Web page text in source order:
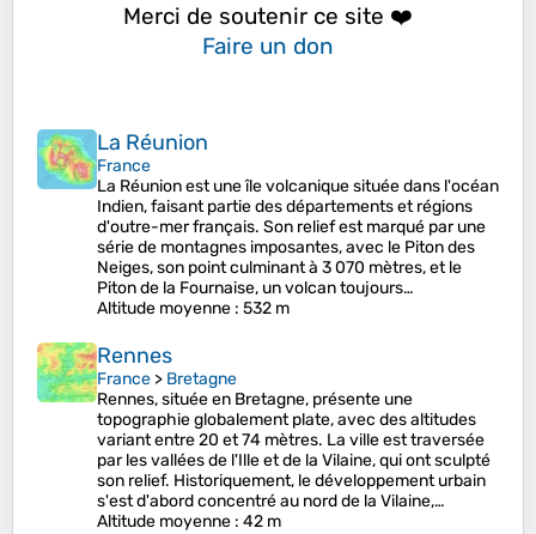
Merci de soutenir ce site ❤️
Faire un don
La Réunion
France
La Réunion est une île volcanique située dans l'océan
Indien, faisant partie des départements et régions
d'outre-mer français. Son relief est marqué par une
série de montagnes imposantes, avec le Piton des
Neiges, son point culminant à 3 070 mètres, et le
Piton de la Fournaise, un volcan toujours…
Altitude moyenne : 532 m
Rennes
France > Bretagne
Rennes, située en Bretagne, présente une
topographie globalement plate, avec des altitudes
variant entre 20 et 74 mètres. La ville est traversée
par les vallées de l'Ille et de la Vilaine, qui ont sculpté
son relief. Historiquement, le développement urbain
s'est d'abord concentré au nord de la Vilaine,…
Altitude moyenne : 42 m